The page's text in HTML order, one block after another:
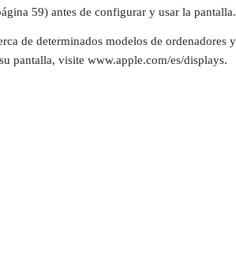
59) antes de configurar y usar la pantalla.
de determinados modelos de ordenadores
pantalla, visite www.apple.com/es/displays.